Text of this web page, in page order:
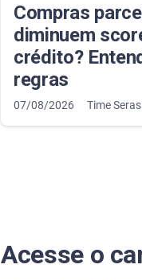
Compras
diminuem
crédito?
regras
07/08/2026 Time
Acesse o